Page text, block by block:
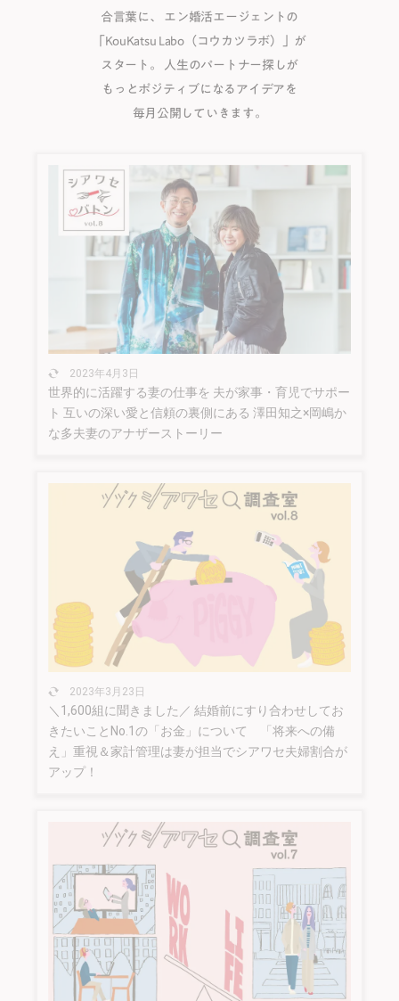
合⾔葉に、
エン婚活エージェントの
「KouKatsu Labo（コウカツラボ）」が
スタート。
⼈⽣のパートナー探しが
もっとポジティブになるアイデアを
毎月公開していきます。
2023年4月3日
世界的に活躍する妻の仕事を 夫が家事・育児でサポー
ト 互いの深い愛と信頼の裏側にある 澤田知之×岡嶋か
な多夫妻のアナザーストーリー
2023年3月23日
＼1,600組に聞きました／ 結婚前にすり合わせしてお
きたいことNo.1の「お金」について 「将来への備
え」重視＆家計管理は妻が担当でシアワセ夫婦割合が
アップ！